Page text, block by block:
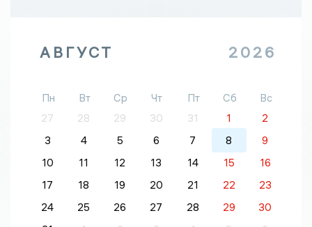
АВГУСТ 2026
Пн Вт Ср Чт Пт Сб
Вс
27
28 29 30 31 1
2
3
4 5 6 7 8
9
10
11 12 13 14 15
16
17
18 19 20 21 22
23
24
25 26 27 28 29
30